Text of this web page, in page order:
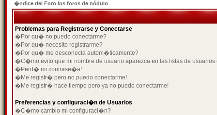
�ndice del Foro los foros de nódulo
Problemas para Registrarse y Conectarse
�Por qu� no puedo conectarme?
�Por qu� necesito registrarme?
�Por qu� me desconecta autom�ticamente?
�C�mo evito que mi nombre de usuario aparezca en las listas de usuarios
�Perd� mi contrase�a!
�Me registr� pero no puedo conectarme!
�Me registr� hace tiempo pero ya no puedo conectarme!
Preferencias y configuraci�n de Usuarios
�C�mo cambio mi configuraci�n?